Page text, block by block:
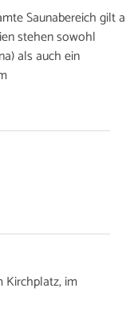
Saunabereich gilt
stehen sowohl
als auch ein
Kirchplatz, im